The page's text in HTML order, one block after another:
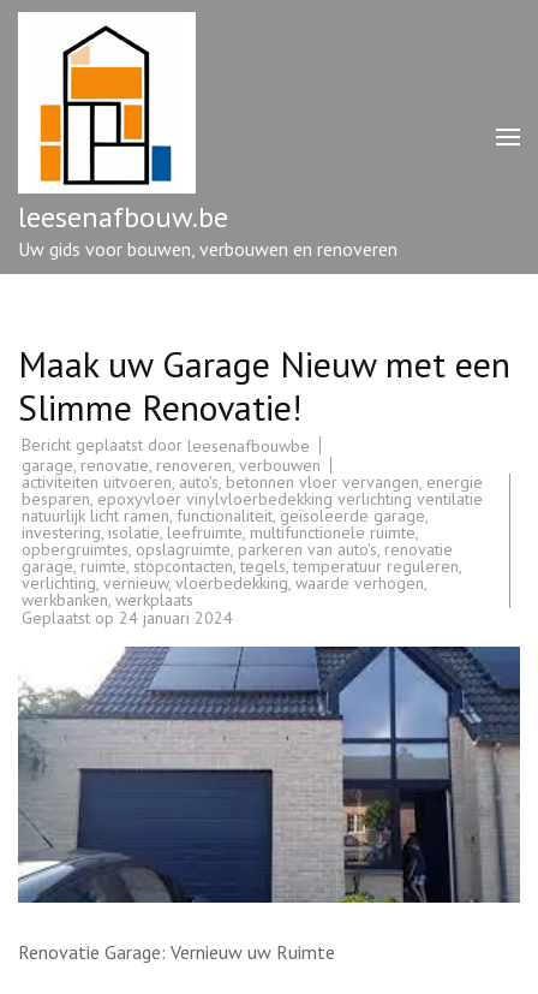
Ga
enter)
leesenafbouw.be
Uw gids voor bouwen, verbouwen en renoveren
Maak uw Garage Nieuw met een
Slimme Renovatie!
Bericht geplaatst door leesenafbouwbe
garage, renovatie, renoveren, verbouwen
activiteiten uitvoeren, auto's, betonnen vloer vervangen, energie
besparen, epoxyvloer vinylvloerbedekking verlichting ventilatie
natuurlijk licht ramen, functionaliteit, geïsoleerde garage,
investering, isolatie, leefruimte, multifunctionele ruimte,
opbergruimtes, opslagruimte, parkeren van auto's, renovatie
garage, ruimte, stopcontacten,tegels,temperatuur reguleren,
verlichting, vernieuw, vloerbedekking, waarde verhogen,
werkbanken, werkplaats
Geplaatst op 24 januari 2024
Renovatie Garage: Vernieuw uw Ruimte